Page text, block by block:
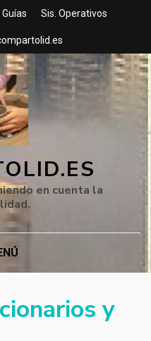
Guías Sis. Operativos
en cuenta la
y